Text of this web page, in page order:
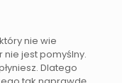
nie wie
jest pomyślny.
Dlatego